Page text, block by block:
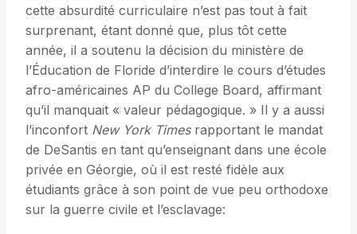
cette absurdité curriculaire n’est pas tout à fait
surprenant, étant donné que, plus tôt cette
année, il a soutenu la décision du ministère de
l’Éducation de Floride d’interdire le cours d’études
afro-américaines AP du College Board, affirmant
qu’il manquait « valeur pédagogique. » Il y a aussi
l’inconfort New York Timesrapportant le mandat
de DeSantis en tant qu’enseignant dans une école
privée en Géorgie, où il est resté fidèle aux
étudiants grâce à son point de vue peu orthodoxe
sur la guerre civile et l’esclavage: